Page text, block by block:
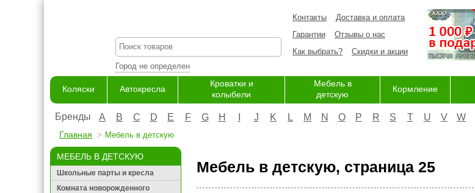
Город не определен
Контакты
Доставка и оплата
Гарантии
Отзывы о нас
Как выбрать?
Скидки и акции
Коляски Автокресла
Кроватки и
колыбели
Мебель в
детскую
Кормление
Бренды A B C D E F G H J K L M N O P R S T U V W
Главная Мебель в детскую
МЕБЕЛЬ В ДЕТСКУЮ
Школьные парты и кресла
Комната новорожденного
Мебель в детскую, страница 25